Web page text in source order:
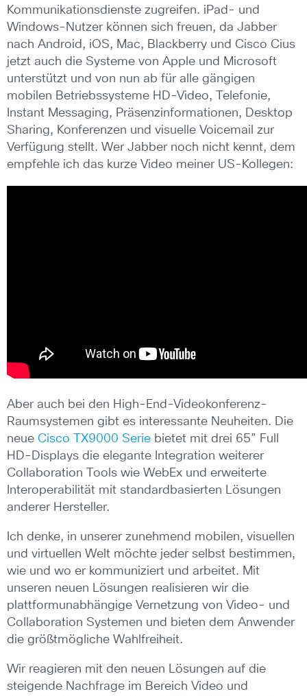
Kommunikationsdienste zugreifen. iPad- und
Windows-Nutzer können sich freuen, da Jabber
nach Android, iOS, Mac, Blackberry und Cisco Cius
jetzt auch die Systeme von Apple und Microsoft
unterstützt und von nun ab für alle gängigen
mobilen Betriebssysteme HD-Video, Telefonie,
Instant Messaging, Präsenzinformationen, Desktop
Sharing, Konferenzen und visuelle Voicemail zur
Verfügung stellt. Wer Jabber noch nicht kennt, dem
empfehle ich das kurze Video meiner US-Kollegen:
Aber auch bei den High-End-Videokonferenz-
Raumsystemen gibt es interessante Neuheiten. Die
neue Cisco TX9000 Serie bietet mit drei 65” Full
HD-Displays die elegante Integration weiterer
Collaboration Tools wie WebEx und erweiterte
Interoperabilität mit standardbasierten Lösungen
anderer Hersteller.
Ich denke, in unserer zunehmend mobilen, visuellen
und virtuellen Welt möchte jeder selbst bestimmen,
wie und wo er kommuniziert und arbeitet. Mit
unseren neuen Lösungen realisieren wir die
plattformunabhängige Vernetzung von Video- und
Collaboration Systemen und bieten dem Anwender
die größtmögliche Wahlfreiheit.
Wir reagieren mit den neuen Lösungen auf die
steigende Nachfrage im Bereich Video und